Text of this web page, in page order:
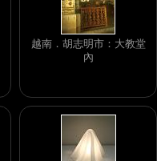
越南．胡志明市：大教堂
內